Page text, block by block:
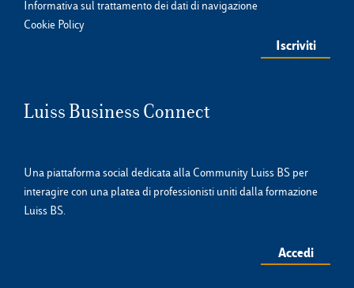
Informativa sul trattamento dei dati di navigazione
Cookie Policy
Luiss Business Connect
Una piattaforma social dedicata alla Community Luiss BS per
interagire con una platea di professionisti uniti dalla formazione
Luiss BS.
Accedi